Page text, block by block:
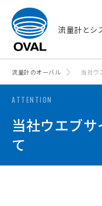
流量計とシ
流量計のオーバル 当社ウ
ATTENTION
当社ウエブ
て